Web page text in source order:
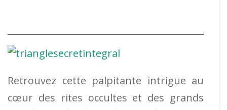
Retrouvez cette palpitante intrigue au
cœur des rites occultes et des grands